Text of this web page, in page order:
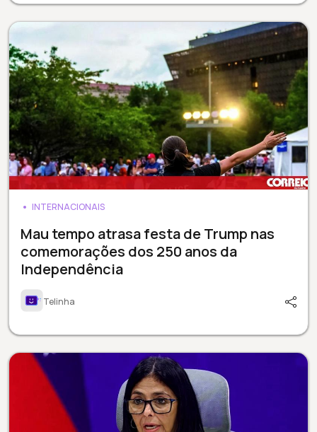
INTERNACIONAIS
Mau tempo atrasa festa de Trump nas
comemorações dos 250 anos da
Independência
Telinha